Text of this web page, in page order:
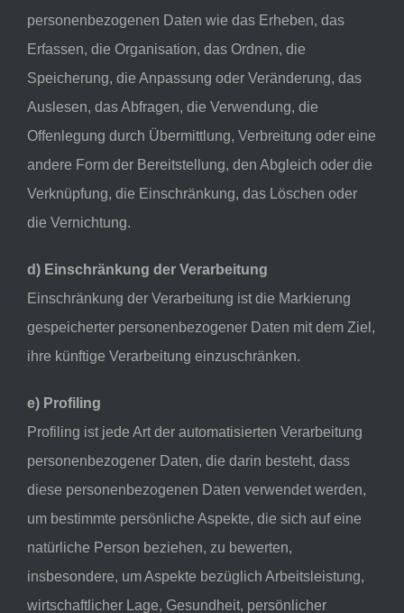
personenbezogenen Daten wie das Erheben, das
Erfassen, die Organisation, das Ordnen, die
Speicherung, die Anpassung oder Veränderung, das
Auslesen, das Abfragen, die Verwendung, die
Offenlegung durch Übermittlung, Verbreitung oder eine
andere Form der Bereitstellung, den Abgleich oder die
Verknüpfung, die Einschränkung, das Löschen oder
die Vernichtung.
d) Einschränkung der Verarbeitung
Einschränkung der Verarbeitung ist die Markierung
gespeicherter personenbezogener Daten mit dem Ziel,
ihre künftige Verarbeitung einzuschränken.
e) Profiling
Profiling ist jede Art der automatisierten Verarbeitung
personenbezogener Daten, die darin besteht, dass
diese personenbezogenen Daten verwendet werden,
um bestimmte persönliche Aspekte, die sich auf eine
natürliche Person beziehen, zu bewerten,
insbesondere, um Aspekte bezüglich Arbeitsleistung,
wirtschaftlicher Lage, Gesundheit, persönlicher